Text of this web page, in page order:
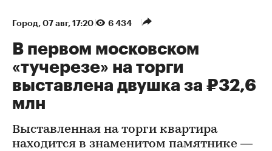
Город⁠, 07 авг, 17:20 6 434
В первом московском
«тучерезе» на торги
выставлена двушка за ₽32,6
млн
Выставленная на торги квартира
находится в знаменитом памятнике —